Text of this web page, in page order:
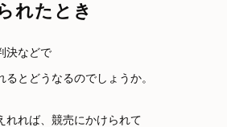
れたとき
決などで
とどうなるのでしょうか。
れれば、競売にかけられて